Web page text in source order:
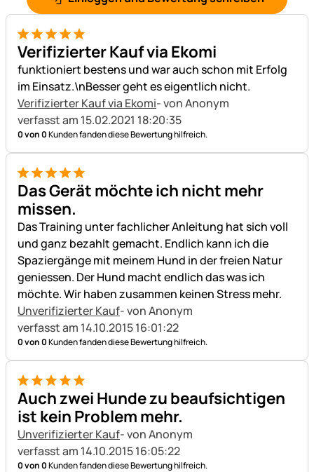
5 von 5
Verifizierter Kauf via Ekomi
funktioniert bestens und war auch schon mit Erfolg
im Einsatz.\nBesser geht es eigentlich nicht.
Verifizierter Kauf via Ekomi- von Anonym
verfasst am 15.02.2021 18:20:35
0 von 0Kunden fanden diese Bewertung hilfreich.
5 von 5
Das Gerät möchte ich nicht mehr
missen.
Das Training unter fachlicher Anleitung hat sich voll
und ganz bezahlt gemacht. Endlich kann ich die
Spaziergänge mit meinem Hund in der freien Natur
geniessen. Der Hund macht endlich das was ich
möchte. Wir haben zusammen keinen Stress mehr.
Unverifizierter Kauf- von Anonym
verfasst am 14.10.2015 16:01:22
0 von 0Kunden fanden diese Bewertung hilfreich.
5 von 5
Auch zwei Hunde zu beaufsichtigen
ist kein Problem mehr.
Unverifizierter Kauf- von Anonym
verfasst am 14.10.2015 16:05:22
0 von 0Kunden fanden diese Bewertung hilfreich.